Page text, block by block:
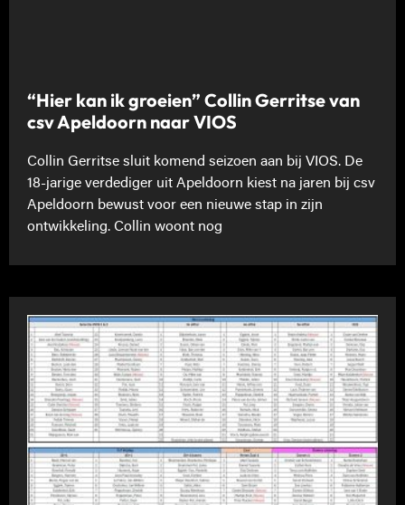
“Hier kan ik groeien” Collin Gerritse van
csv Apeldoorn naar VIOS
Collin Gerritse sluit komend seizoen aan bij VIOS. De
18-jarige verdediger uit Apeldoorn kiest na jaren bij csv
Apeldoorn bewust voor een nieuwe stap in zijn
ontwikkeling. Collin woont nog